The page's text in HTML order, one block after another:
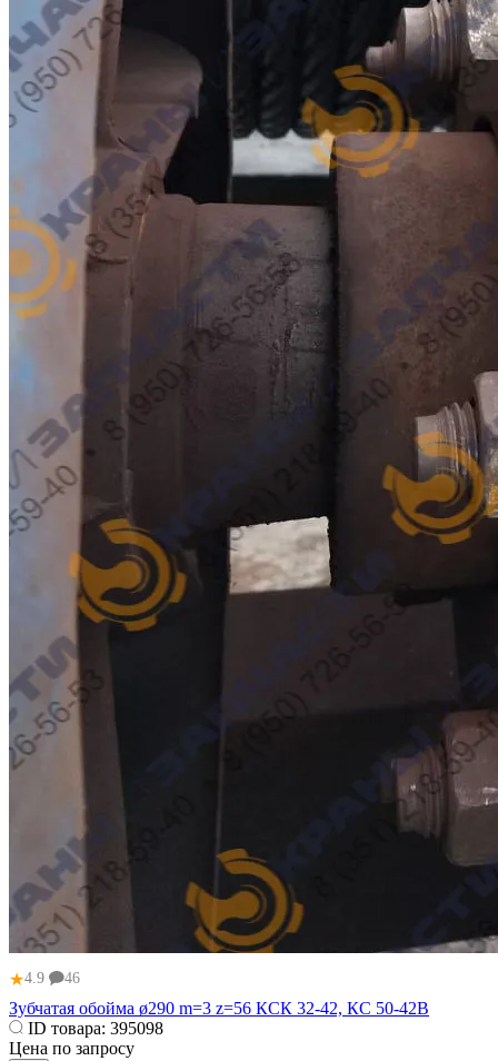
★4.9 46
Зубчатая обойма ø290 m=3 z=56 КСК 32-42, КС 50-42В
ID товара: 395098
Цена по запросу